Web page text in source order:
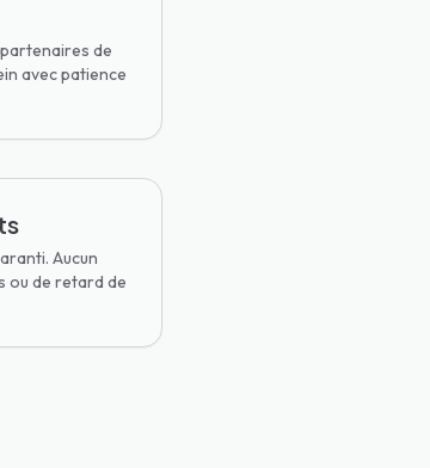
de
avec patience
Aucun
ou de retard de